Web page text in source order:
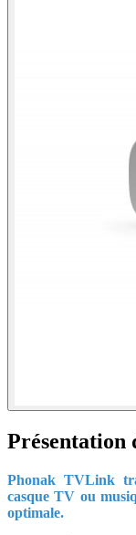
Présentation
Phonak TVLink
casque TV ou
optimale.